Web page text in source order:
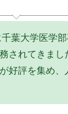
葉大学医学
されてきまし
好評を集め、